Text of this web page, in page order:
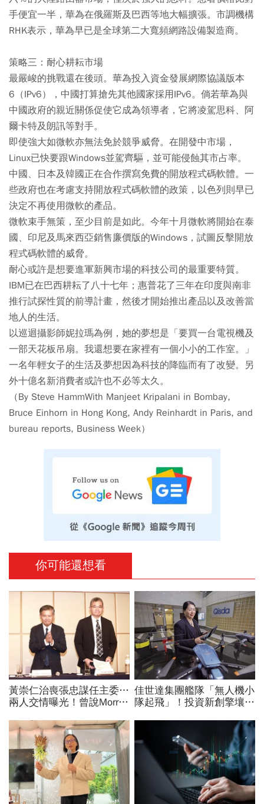
手便宜一半，華為在俄羅斯及巴西等地大幅擴張。市調機構
RHK表示，華為早已是全球第二大寬頻網路設備製造商。
策略三：耐心耕耘市場
最嚴峻的挑戰還在後頭。華為投入資金發展網際協議版本
6（IPv6），中國打算搶先其他國家採用IPv6。倘若華為與
中國政府的親近關係促使它成為領導者，它將凌駕思科、阿
爾卡特及朗訊等對手。
即使強大如微軟亦無法免於競爭威脅。在開發中市場，
Linux已快要跟Windows並駕齊驅，並可能侵蝕其市占率。
中國、日本及韓國正在合作撰寫免費的開放程式碼軟體。一
些政府也在考慮支持開放程式碼軟體的政策，以色列則早已
決定不再使用微軟的產品。
微軟束手無策，至少目前是如此。今年十月微軟將開始在泰
國、印尼及馬來西亞銷售廉價版的Windows，試圖反擊開放
程式碼軟體的威脅。
耐心或許是想要進軍新興市場的科技公司的最重要特質。
IBM已在巴西耕耘了八十七年；惠普花了三年在印度與南非
推行試探性質的前導計畫，然後才開始推出產品以及改善當
地人的生活。
以巡迴攝影師妮拉瑪為例，她的夢想是「要買一台電視機及
一部天花板吊扇。我還想要在家裡有一個小小的工作室。」
一名年輕女子的生活及夢想因為科技的降臨而有了改變。另
外十億名新消費者或許也不必等太久。
（By Steve HammWith Manjeet Kripalani in Bombay,
Bruce Einhorn in Hong Kong, Andy Reinhardt in Paris, and
bureau reports, Business Week）
你可能還想看
黃崇仁治喪張忠謀任主委…
兩人交情曝光！曾說Morris
我！遺屬發聲「明年定要配
股」
佳世達集團艦隊「無人機小
隊起飛」！投資新創擎壤、
兵：鎖定美日頂級客戶切入